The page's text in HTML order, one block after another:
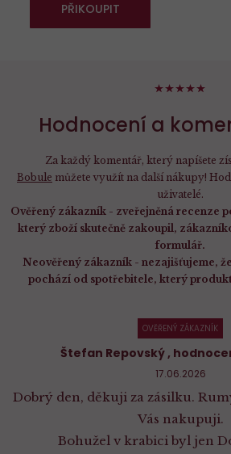
PŘIKOUPIT
Hodnocení a
98%
Za každý komentář, který napíšete
Bobule můžete využít na další nákupy!
uživatelé.
Ověřený zákazník - zveřejněná recenze
který zboží skutečně zakoupil,
formulář.
Neověřený zákazník - nezajišťujeme,
pochází od spotřebitele, který
OVĚŘENÝ ZÁKAZNÍK
Štefan Repovský,
17.06.2026
Dobrý den, děkuji za zásilku.
Vás nakupuji.
Bohužel v krabici byl jen